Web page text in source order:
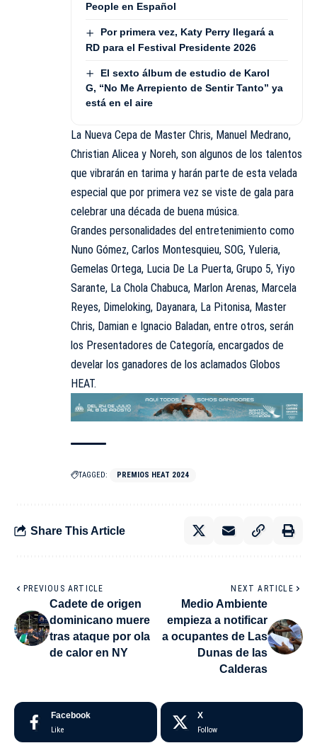
People en Español
Por primera vez, Katy Perry llegará a
RD para el Festival Presidente 2026
El sexto álbum de estudio de Karol
G, “No Me Arrepiento de Sentir Tanto” ya
está en el aire
La Nueva Cepa de Master Chris, Manuel Medrano,
Christian Alicea y Noreh, son algunos de los talentos
que vibrarán en tarima y harán parte de esta velada
especial que por primera vez se viste de gala para
celebrar una década de buena música.
Grandes personalidades del entretenimiento como
Nuno Gómez, Carlos Montesquieu, SOG, Yuleria,
Gemelas Ortega, Lucia De La Puerta, Grupo 5, Yiyo
Sarante, La Chola Chabuca, Marlon Arenas, Marcela
Reyes, Dimeloking, Dayanara, La Pitonisa, Master
Chris, Damian e Ignacio Baladan, entre otros, serán
los Presentadores de Categoría, encargados de
develar los ganadores de los aclamados Globos
HEAT.
TAGGED: PREMIOS HEAT 2024
Share This Article
PREVIOUS ARTICLE
Cadete de origen
dominicano muere
tras ataque por ola
de calor en NY
NEXT ARTICLE
Medio Ambiente
empieza a notificar
a ocupantes de Las
Dunas de las
Calderas
Facebook
Like
X
Follow